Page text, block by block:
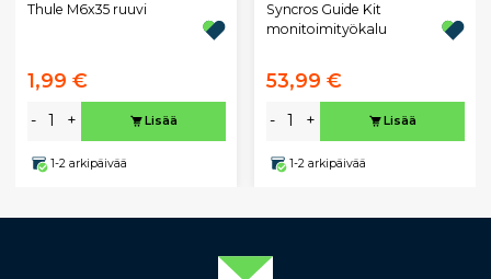
Thule M6x35 ruuvi
1,99 €
- + Lisää
1-2 arkipäivää
Syncros Guide Kit
monitoimityökalu
53,99 €
- + Lisää
1-2 arkipäivää